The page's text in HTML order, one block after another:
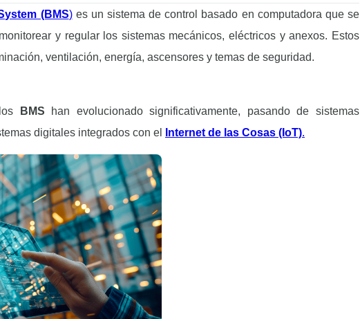
(BMS)es un sistema de control basado en computadora que se
y regular los sistemas mecánicos, eléctricos y anexos. Estos
ventilación, energía, ascensores y temas de seguridad.
BMS han evolucionado significativamente, pasando de sistemas
digitales integrados con el
Internet de las Cosas (IoT).